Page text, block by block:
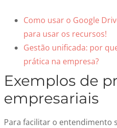
Como usar o Google
para usar os recursos!
Gestão unificada: por
prática na empresa?
Exemplos de
empresariais
Para facilitar o entendimento